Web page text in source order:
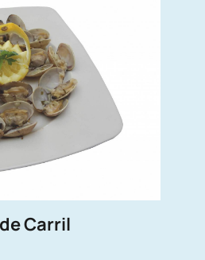
Carril